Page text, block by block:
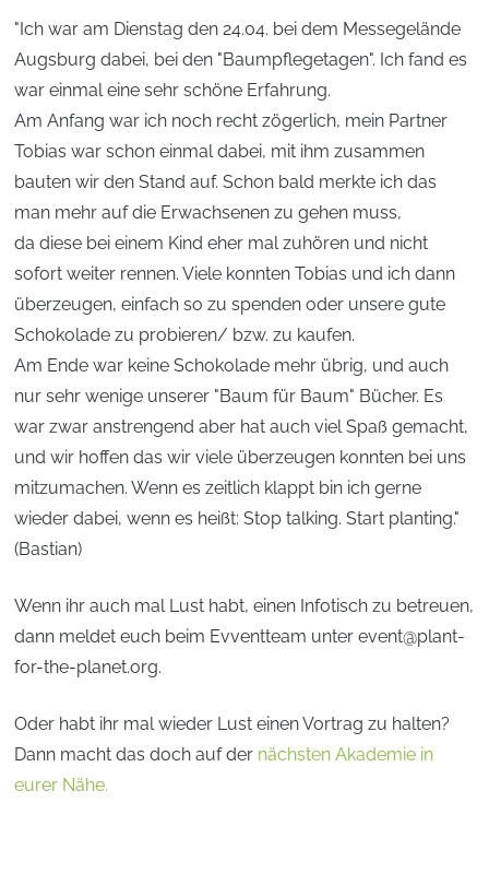
"Ich war am Dienstag den 24.04. bei dem Messegelände
Augsburg dabei, bei den "Baumpflegetagen". Ich fand es
war einmal eine sehr schöne Erfahrung.
Am Anfang war ich noch recht zögerlich, mein Partner
Tobias war schon einmal dabei, mit ihm zusammen
bauten wir den Stand auf. Schon bald merkte ich das
man mehr auf die Erwachsenen zu gehen muss,
da diese bei einem Kind eher mal zuhören und nicht
sofort weiter rennen. Viele konnten Tobias und ich dann
überzeugen, einfach so zu spenden oder unsere gute
Schokolade zu probieren/ bzw. zu kaufen.
Am Ende war keine Schokolade mehr übrig, und auch
nur sehr wenige unserer "Baum für Baum" Bücher. Es
war zwar anstrengend aber hat auch viel Spaß gemacht,
und wir hoffen das wir viele überzeugen konnten bei uns
mitzumachen. Wenn es zeitlich klappt bin ich gerne
wieder dabei, wenn es heißt: Stop talking. Start planting."
(Bastian)
Wenn ihr auch mal Lust habt, einen Infotisch zu betreuen,
dann meldet euch beim Evventteam unterevent@plant-
for-the-planet.org.
Oder habt ihr mal wieder Lust einen Vortrag zu halten?
Dann macht das doch auf der nächsten Akademie in
eurer Nähe.